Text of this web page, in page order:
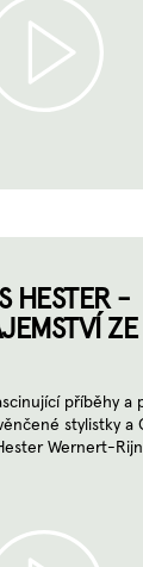
HESTER -
ZE
příběhy a
stylistky a
Wernert-